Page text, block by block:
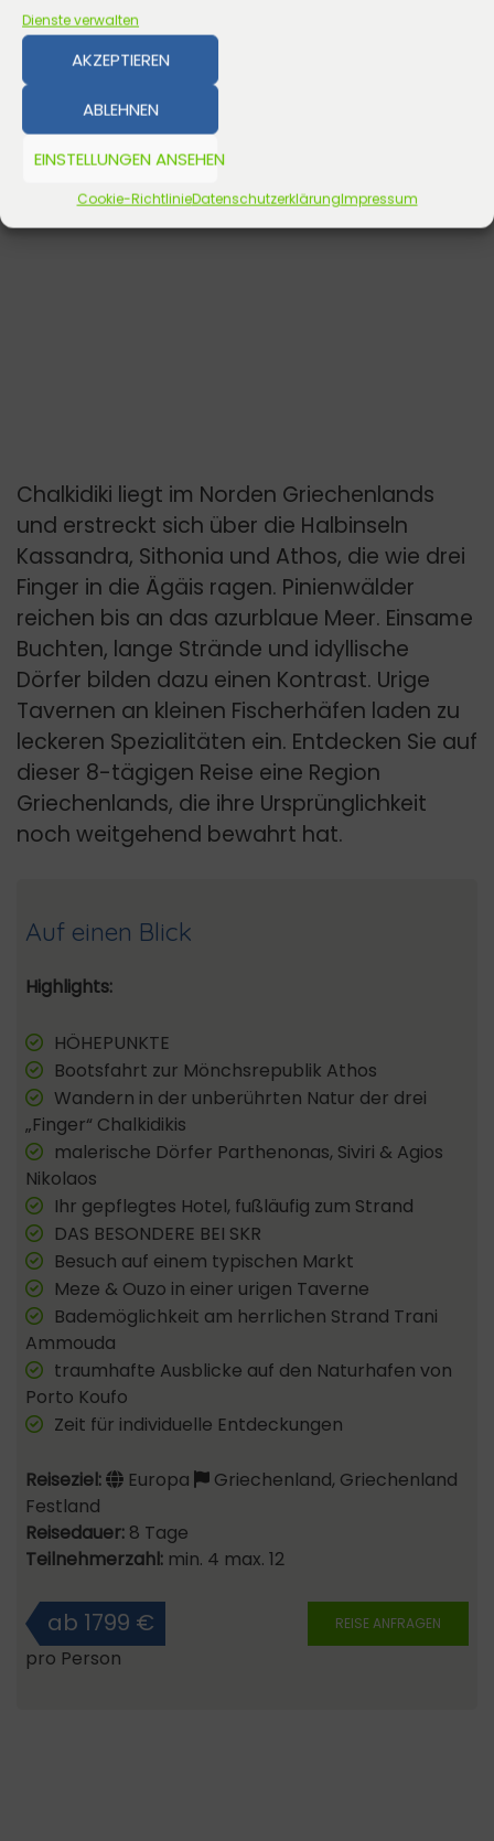
Dienste verwalten
AKZEPTIEREN
ABLEHNEN
EINSTELLUNGEN ANSEHEN
Cookie-RichtlinieDatenschutzerklärungImpressum
Chalkidiki liegt im Norden Griechenlands
und erstreckt sich über die Halbinseln
Kassandra, Sithonia und Athos, die wie drei
Finger in die Ägäis ragen. Pinienwälder
reichen bis an das azurblaue Meer. Einsame
Buchten, lange Strände und idyllische
Dörfer bilden dazu einen Kontrast. Urige
Tavernen an kleinen Fischerhäfen laden zu
leckeren Spezialitäten ein. Entdecken Sie auf
dieser 8-tägigen Reise eine Region
Griechenlands, die ihre Ursprünglichkeit
noch weitgehend bewahrt hat.
Auf einen Blick
Highlights:
HÖHEPUNKTE
Bootsfahrt zur Mönchsrepublik Athos
Wandern in der unberührten Natur der drei
„Finger“ Chalkidikis
malerische Dörfer Parthenonas, Siviri & Agios
Nikolaos
Ihr gepflegtes Hotel, fußläufig zum Strand
DAS BESONDERE BEI SKR
Besuch auf einem typischen Markt
Meze & Ouzo in einer urigen Taverne
Bademöglichkeit am herrlichen Strand Trani
Ammouda
traumhafte Ausblicke auf den Naturhafen von
Porto Koufo
Zeit für individuelle Entdeckungen
Reiseziel: Europa
Griechenland, Griechenland
Festland
Reisedauer: 8 Tage
Teilnehmerzahl: min. 4 max. 12
REISE ANFRAGEN
ab 1799 €
pro Person